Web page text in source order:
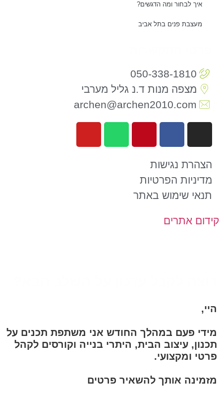
איך לבחור ומה הדגשים?
מעצבת פנים בתל אביב
050-338-1810
מצפה מנות ד.נ גליל מערבי
archen@archen2010.com
הצהרת נגישות
מדיניות הפרטיות
תנאי שימוש באתר
קידום אתרים
היי,
מידי פעם במהלך החודש אני משתפת תכנים על
תכנון, עיצוב הבית, היתרי בנייה וקורסים לקהל
פרטי ומקצועי.
מזמינה אותך להשאיר פרטים